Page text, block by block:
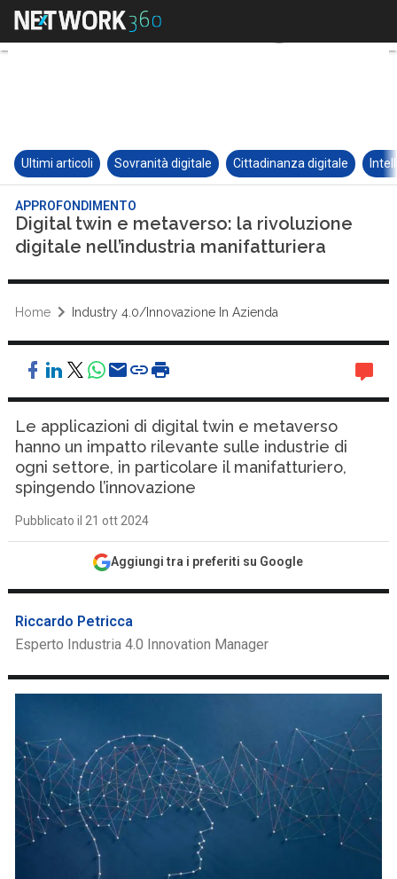
Ultimi articoli Sovranità digitale Cittadinanza digitale
APPROFONDIMENTO
Digital twin e metaverso: la rivoluzione
digitale nell’industria manifatturiera
Home Industry 4.0/Innovazione In Azienda
Le applicazioni di digital twin e metaverso
hanno un impatto rilevante sulle industrie di
ogni settore, in particolare il manifatturiero,
spingendo l’innovazione
Pubblicato il 21 ott 2024
Aggiungi tra i preferiti su Google
Riccardo Petricca
Esperto Industria 4.0 Innovation Manager